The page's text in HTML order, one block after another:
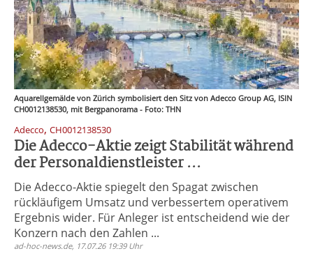
Aquarellgemälde von Zürich symbolisiert den Sitz von Adecco Group AG, ISIN
CH0012138530, mit Bergpanorama - Foto: THN
Adecco, CH0012138530
Die Adecco-Aktie zeigt Stabilität während
der Personaldienstleister ...
Die Adecco-Aktie spiegelt den Spagat zwischen
rückläufigem Umsatz und verbessertem operativem
Ergebnis wider. Für Anleger ist entscheidend wie der
Konzern nach den Zahlen ...
ad-hoc-news.de, 17.07.26 19:39 Uhr